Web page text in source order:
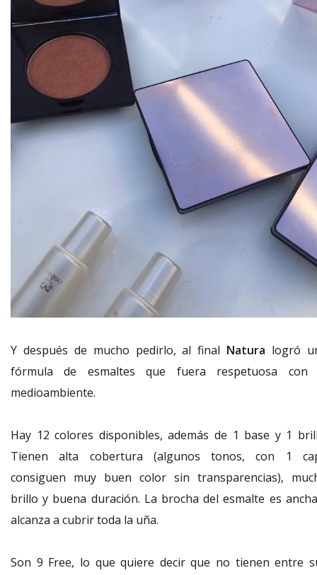
Y después de mucho pedirlo, al final Natura logró
fórmula de esmaltes que fuera respetuosa con
medioambiente.
Hay 12 colores disponibles, además de 1 base y 1
Tienen alta cobertura (algunos tonos, con 1
consiguen muy buen color sin transparencias),
brillo y buena duración. La brocha del esmalte es
alcanza a cubrir toda la uña.
Son 9 Free, lo que quiere decir que no tienen entre